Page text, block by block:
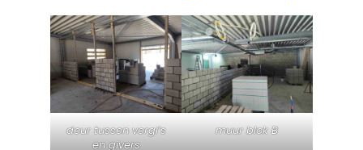
deur tussen vergi’s
en givers
muur blok B